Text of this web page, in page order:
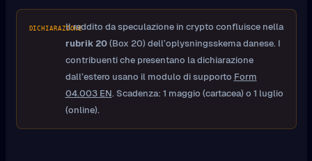
DICHIARAZIONEIl reddito da speculazione in crypto confluisce nella
rubrik 20(Box 20) dell’oplysningsskema danese. I
contribuenti che presentano la dichiarazione
dall’estero usano il modulo di supporto Form
04.003 EN. Scadenza: 1 maggio (cartacea) o 1 luglio
(online).